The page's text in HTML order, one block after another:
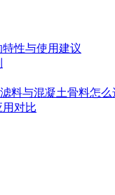
性与使用建议
料与混凝土骨料怎
对比